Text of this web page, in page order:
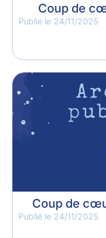
Coup de
Publié le 24/11/2025
Coup de
Publié le 24/11/2025